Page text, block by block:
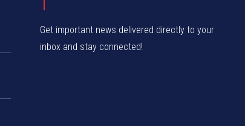
Get important news delivered directly to your
inbox and stay connected!